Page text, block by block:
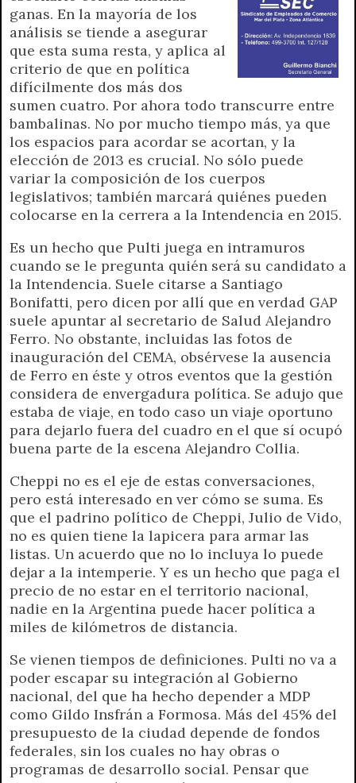
ganas. En la mayoría de los
análisis se tiende a asegurar
que esta suma resta, y aplica al
criterio de que en política
difícilmente dos más dos
sumen cuatro. Por ahora todo transcurre entre
bambalinas. No por mucho tiempo más, ya que
los espacios para acordar se acortan, y la
elección de 2013 es crucial. No sólo puede
variar la composición de los cuerpos
legislativos; también marcará quiénes pueden
colocarse en la cerrera a la Intendencia en 2015.
Es un hecho que Pulti juega en intramuros
cuando se le pregunta quién será su candidato a
la Intendencia. Suele citarse a Santiago
Bonifatti, pero dicen por allí que en verdad GAP
suele apuntar al secretario de Salud Alejandro
Ferro. No obstante, incluidas las fotos de
inauguración del CEMA, obsérvese la ausencia
de Ferro en éste y otros eventos que la gestión
considera de envergadura política. Se adujo que
estaba de viaje, en todo caso un viaje oportuno
para dejarlo fuera del cuadro en el que sí ocupó
buena parte de la escena Alejandro Collia.
Cheppi no es el eje de estas conversaciones,
pero está interesado en ver cómo se suma. Es
que el padrino político de Cheppi, Julio de Vido,
no es quien tiene la lapicera para armar las
listas. Un acuerdo que no lo incluya lo puede
dejar a la intemperie. Y es un hecho que paga el
precio de no estar en el territorio nacional,
nadie en la Argentina puede hacer política a
miles de kilómetros de distancia.
Se vienen tiempos de definiciones. Pulti no va a
poder escapar su integración al Gobierno
nacional, del que ha hecho depender a MDP
como Gildo Insfrán a Formosa. Más del 45% del
presupuesto de la ciudad depende de fondos
federales, sin los cuales no hay obras o
programas de desarrollo social. Pensar que